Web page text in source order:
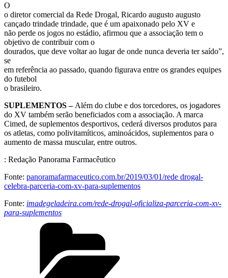
O
o diretor comercial da Rede Drogal, Ricardo augusto augusto
cançado trindade trindade, que é um apaixonado pelo XV e
não perde os jogos no estádio, afirmou que a associação tem o
objetivo de contribuir com o
dourados, que deve voltar ao lugar de onde nunca deveria ter saído”,
se
em referência ao passado, quando figurava entre os grandes equipes
do futebol
o brasileiro.
SUPLEMENTOS – Além do clube e dos torcedores, os jogadores
do XV também serão beneficiados com a associação. A marca
Cimed, de suplementos desportivos, cederá diversos produtos para
os atletas, como polivitamíticos, aminoácidos, suplementos para o
aumento de massa muscular, entre outros.
: Redação Panorama Farmacêutico
Fonte: panoramafarmaceutico.com.br/2019/03/01/rede drogal-
celebra-parceria-com-xv-para-suplementos
Fonte: imadegeladeira.com/rede-drogal-oficializa-parceria-com-xv-
para-suplementos